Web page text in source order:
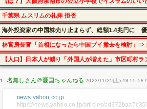
千葉県 ムスリムの礼拝 拒否
海外投資家の中国株売り止まらず、総額1.4兆円に
林官房長官「首相になったら中国ブイ撤去を検討」⇒
【人口】日本人が減り「外国人が増えた」市区町村
1: 2023/11/25(土)
news.yahoo.co.jp
https://news.yahoo.co.jp/articles/